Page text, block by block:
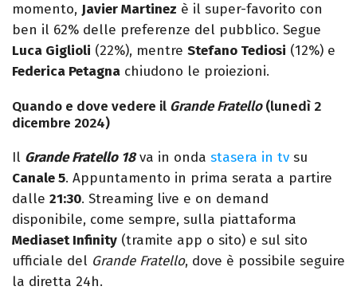
momento, Javier Martinez è il super-favorito con
ben il 62% delle preferenze del pubblico. Segue
Luca Giglioli (22%), mentre Stefano Tediosi (12%) e
Federica Petagna chiudono le proiezioni.
Quando e dove vedere il Grande Fratello(lunedì 2
dicembre 2024)
Il Grande Fratello 18va in onda stasera in tv su
Canale 5. Appuntamento in prima serata a partire
dalle 21:30. Streaming live e on demand
disponibile, come sempre, sulla piattaforma
Mediaset Infinity (tramite app o sito) e sul sito
ufficiale del Grande Fratello, dove è possibile seguire
la diretta 24h.